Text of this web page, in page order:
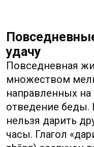
тратят состояния на
мастеров фэн-шуй
своих штаб-квартир.
отказываются
«неблагоприятные»
помощью
Приложение для
WeChat позволяет
отправлять друг
красные конверты.